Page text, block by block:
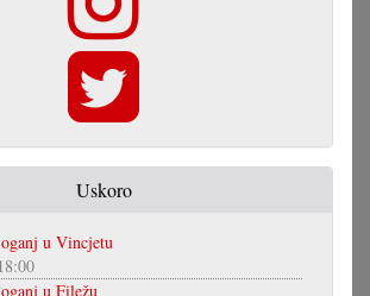
Uskoro
u Vincjetu
u Filežu